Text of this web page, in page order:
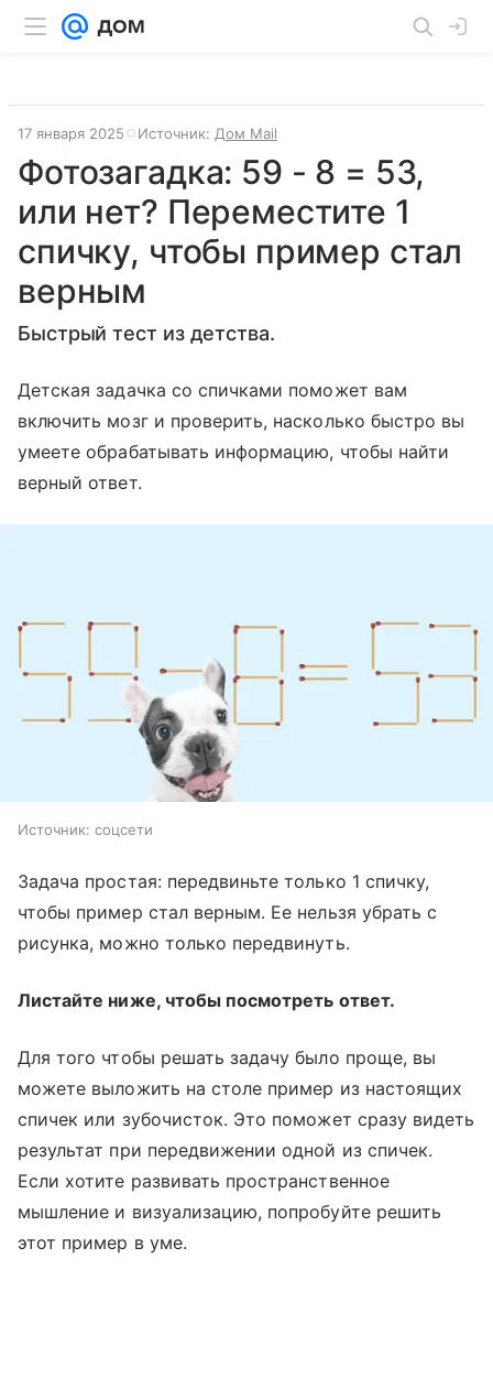
17 января 2025 Источник: Дом Mail
Фотозагадка: 59 - 8 = 53,
или нет? Переместите 1
спичку, чтобы пример стал
верным
Быстрый тест из детства.
Детская задачка со спичками поможет вам
включить мозг и проверить, насколько быстро вы
умеете обрабатывать информацию, чтобы найти
верный ответ.
Источник: соцсети
Задача простая: передвиньте только 1 спичку,
чтобы пример стал верным. Ее нельзя убрать с
рисунка, можно только передвинуть.
Листайте ниже, чтобы посмотреть ответ.
Для того чтобы решать задачу было проще, вы
можете выложить на столе пример из настоящих
спичек или зубочисток. Это поможет сразу видеть
результат при передвижении одной из спичек.
Если хотите развивать пространственное
мышление и визуализацию, попробуйте решить
этот пример в уме.